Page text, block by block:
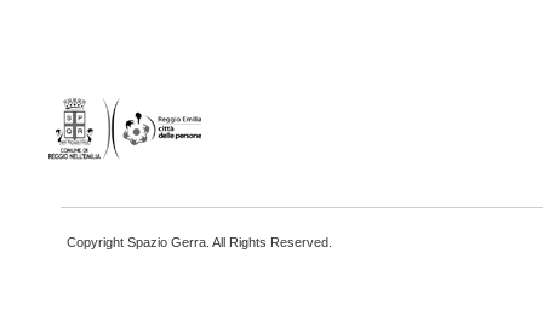
Copyright Spazio Gerra. All Rights Reserved.